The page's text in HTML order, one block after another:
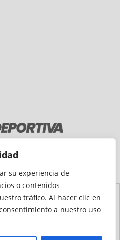
su experiencia de
o contenidos
tráfico. Al hacer clic en
a nuestro uso
del Política de
Cookies
Política de
Privacidad